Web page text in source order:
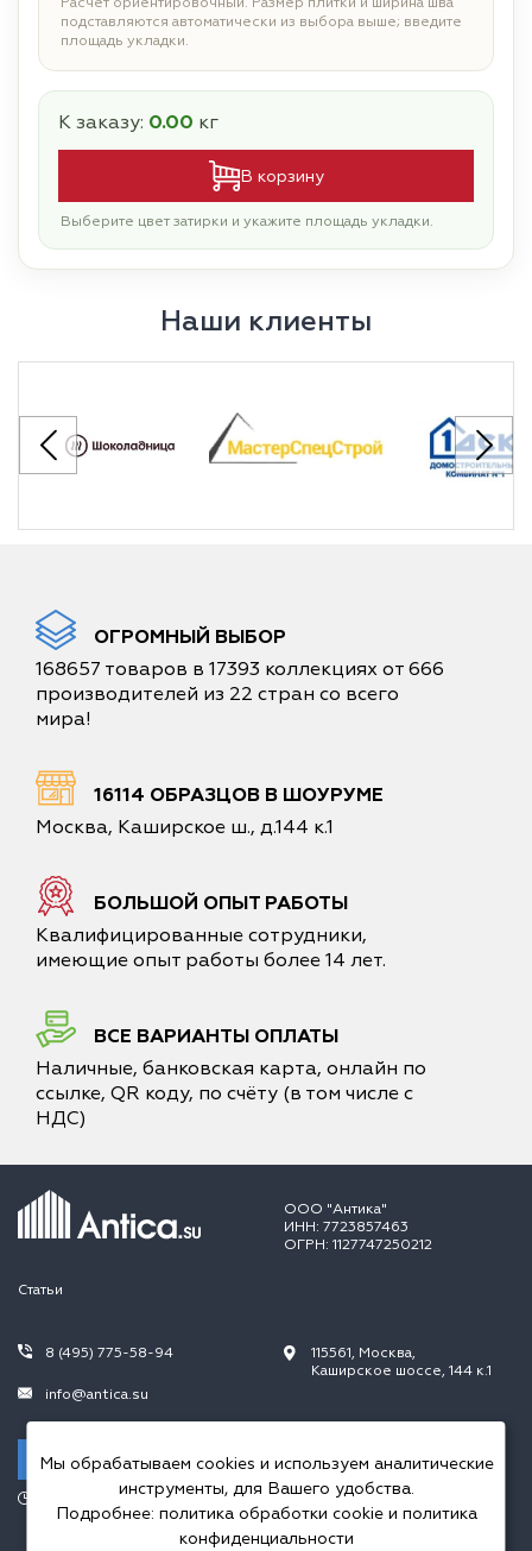
подставляются автоматически из выбора выше; введите
площадь укладки.
К заказу: 0.00 кг
В корзину
Выберите цвет затирки и укажите площадь укладки.
Наши клиенты
ОГРОМНЫЙ ВЫБОР
168657 товаров в 17393 коллекциях от 666
производителей из 22 стран со всего
мира!
16114 ОБРАЗЦОВ В ШОУРУМЕ
Москва, Каширское ш., д.144 к.1
БОЛЬШОЙ ОПЫТ РАБОТЫ
Квалифицированные сотрудники,
имеющие опыт работы более 14 лет.
ВСЕ ВАРИАНТЫ ОПЛАТЫ
Наличные, банковская карта, онлайн по
ссылке, QR коду, по счёту (в том числе с
НДС)
ООО "Антика"
ИНН: 7723857463
ОГРН: 1127747250212
Статьи
8 (495) 775-58-94
info@antica.su
Заказать звонок
115561, Москва,
Каширское шоссе, 144 к.1
Пн.-Пт. 10.00-20.00,
Сб.-Вс. 10.00-18.00
Мы обрабатываем cookies и используем аналитические
инструменты, для Вашего удобства.
Подробнее: политика обработки cookieи политика
конфиденциальности